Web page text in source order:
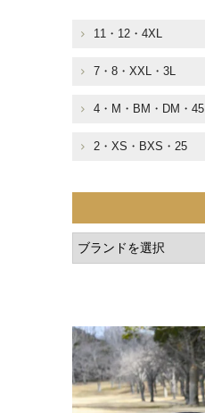
11・12・4XL
7・8・XXL・3L
4・M・BM・DM・45
2・XS・BXS・25